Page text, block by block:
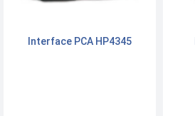
Interface PCA HP4345